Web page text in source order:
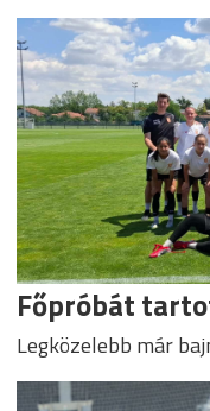
Főpróbát
Legközelebb már